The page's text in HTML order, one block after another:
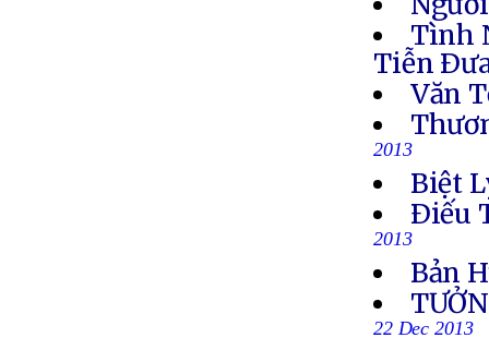
Tình
Tiễn
Văn
2013
Biệt
Ðiếu
2013
Bản